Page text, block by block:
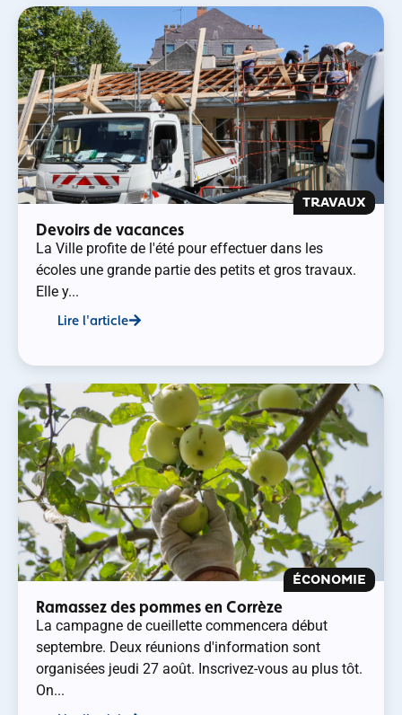
TRAVAUX
Devoirs de vacances
La Ville profite de l'été pour effectuer dans les
écoles une grande partie des petits et gros travaux.
Elle y...
Lire l'article
ÉCONOMIE
Ramassez des pommes en Corrèze
La campagne de cueillette commencera début
septembre. Deux réunions d'information sont
organisées jeudi 27 août. Inscrivez-vous au plus tôt.
On...